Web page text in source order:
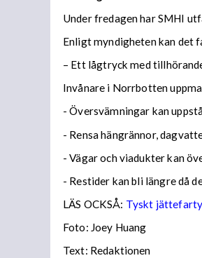
Under fredagen har SMHI
Enligt myndigheten kan det
– Ett lågtryck med
Invånare i Norrbotten
- Översvämningar kan
- Rensa hängrännor,
- Vägar och viadukter kan
- Restider kan bli längre då
LÄS OCKSÅ: Tyskt
Foto: Joey Huang
Text: Redaktionen